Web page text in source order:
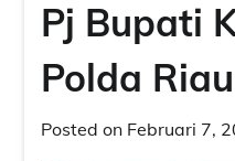
Pj Bupati
Polda
Posted on Februari 7,